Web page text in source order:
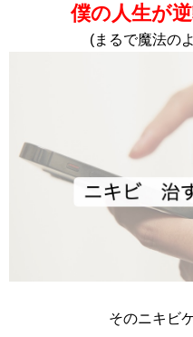
僕の人生が
(まるで魔法の
そのニキビ